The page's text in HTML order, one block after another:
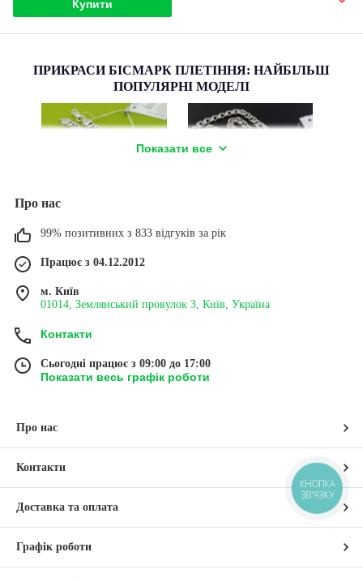
Купити
ПРИКРАСИ БІСМАРК ПЛЕТІННЯ: НАЙБІЛЬШ
ПОПУЛЯРНІ МОДЕЛІ
СРІБНИЙ ЧОЛОВІЧИЙ
ГЕПАРД
Срібло 925, вага 25 гр,
СРІБНИЙ ЛАНЦЮЖОК
см,
довжина 50, 55, 60, 65 см,
СРІБНИЙ ЛАНЦЮЖОК
ширина 3,5 мм.
ТОНКИЙ СРІБНИЙ
Показати все
Про нас
99% позитивних з 833 відгуків за рік
Працює з 04.12.2012
м. Київ
01014, Землянський провулок 3, Київ, Україна
Контакти
Сьогодні працює з 09:00 до 17:00
Показати весь графік роботи
Про нас
Контакти
Доставка та оплата
Графік роботи
КНОПКА
ЗВ'ЯЗКУ